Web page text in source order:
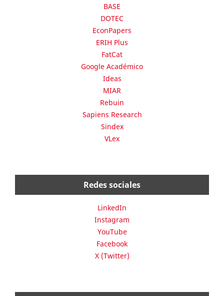
BASE
DOTEC
EconPapers
ERIH Plus
FatCat
Google Académico
Ideas
MIAR
Rebuin
Sapiens Research
Sindex
VLex
Redes sociales
LinkedIn
Instagram
YouTube
Facebook
X (Twitter)